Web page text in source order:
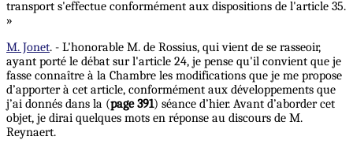
transport s'effectue conformément aux dispositions de l'article 35.
»
M. Jonet. - L'honorable M. de Rossius, qui vient de se rasseoir,
ayant porté le débat sur l'article 24, je pense qu'il convient que je
fasse connaître à la Chambre les modifications que je me propose
d’apporter à cet article, conformément aux développements que
j’ai donnés dans la (page 391) séance d’hier. Avant d’aborder cet
objet, je dirai quelques mots en réponse au discours de M.
Reynaert.